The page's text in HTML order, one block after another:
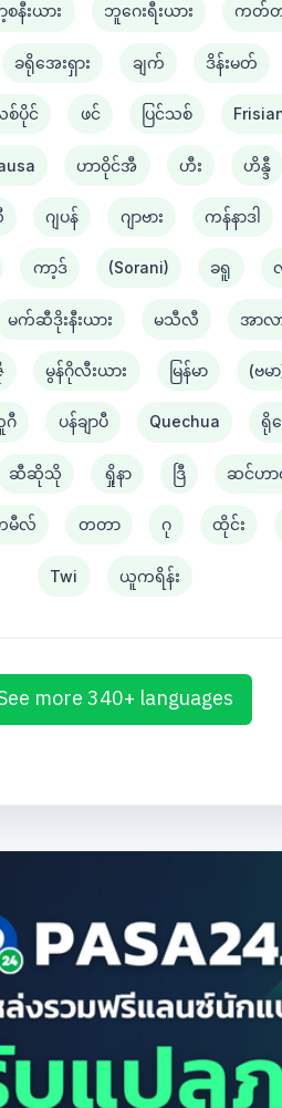
နီးယား ဘူဂေးရီးယား ကတ်
ခရိုအေးရှား ချက် ဒိန်းမတ်
စ်ပိုင် ဖင် ပြင်သစ်
ဟာဝိုင်အီ ဟီး ဟိန္ဒီ
ဂျပန် ဂျာဗား ကန်နာဒါ
ကာ့ဒ် (Sorani) ခရူ
မက်ဆီဒိုးနီးယား မသီလီ အာလ
မွန်ဂိုလီးယား မြန်မာ (ဗမ
ဂီ ပန်ချာပီ Quechua ရိုမ
ဆီဆိုသို ရှိုနာ ဒြီ ဆင်ဟ
မီလ် တတာ ဂု ထိုင်း
Twi ယူကရိန်း
more 340+ languages